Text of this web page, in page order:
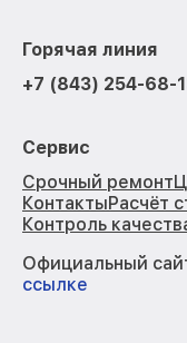
Горячая линия
+7 (843) 254-68-
Сервис
Срочный ремонт
КонтактыРасчёт
Контроль
Официальный
ссылке